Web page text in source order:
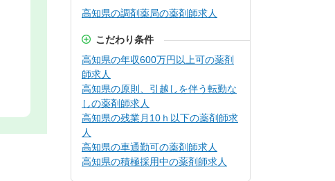
高知県の調剤薬局の薬剤師求人
こだわり条件
高知県の年収600万円以上可の薬剤
師求人
高知県の原則、引越しを伴う転勤な
しの薬剤師求人
高知県の残業月10ｈ以下の薬剤師求
人
高知県の車通勤可の薬剤師求人
高知県の積極採用中の薬剤師求人